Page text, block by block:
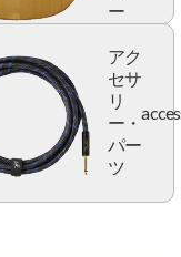
ー
アク
セサ
リ
ー・
パー
ツ